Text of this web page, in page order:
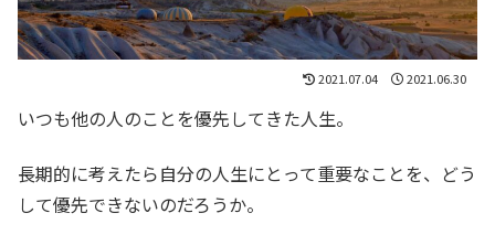
2021.07.04 2021.06.30
いつも他の人のことを優先してきた人生。
長期的に考えたら自分の人生にとって重要なことを、どう
して優先できないのだろうか。